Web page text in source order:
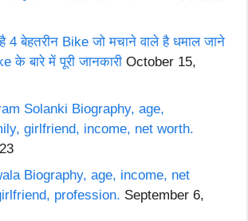
बेहतरीन Bike जो मचाने वाले है धमाल जाने
के बारे में पूरी जानकारी October 15,
Solanki Biography, age,
girlfriend, income, net worth.
Biography, age, income, net
profession. September 6,